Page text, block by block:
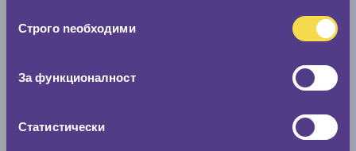
наСтрого nеобходими
За функционалност
Статистически